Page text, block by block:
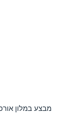
מבצע במלון